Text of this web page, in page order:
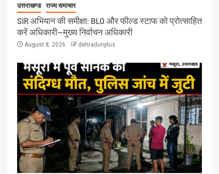
उत्तराखण्ड राज्य समाचार
SIR अभियान की समीक्षा: BLO और फील्ड स्टाफ को प्रोत्साहित
करें अधिकारी—मुख्य निर्वाचन अधिकारी
August 8, 2026 dehradunplus